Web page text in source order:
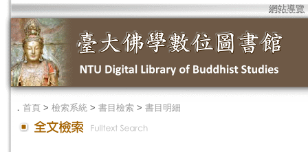
網站導覽
． 首頁 > 檢索系統 > 書目檢索 > 書目明細